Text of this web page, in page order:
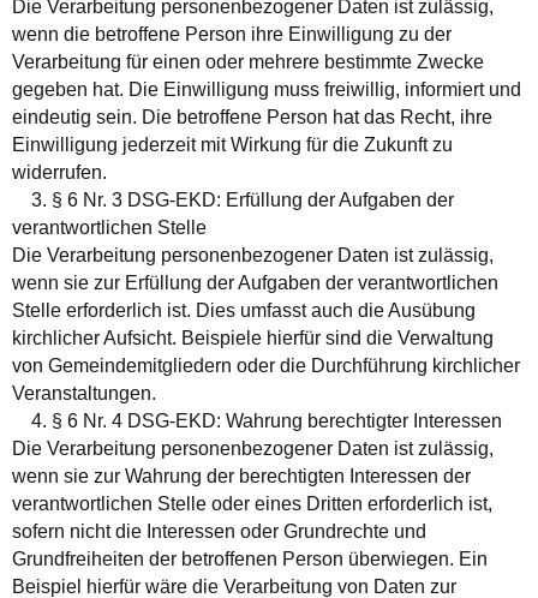
Die Verarbeitung personenbezogener Daten ist zulässig,
wenn die betroffene Person ihre Einwilligung zu der
Verarbeitung für einen oder mehrere bestimmte Zwecke
gegeben hat. Die Einwilligung muss freiwillig, informiert und
eindeutig sein. Die betroffene Person hat das Recht, ihre
Einwilligung jederzeit mit Wirkung für die Zukunft zu
widerrufen.
3. § 6 Nr. 3 DSG-EKD: Erfüllung der Aufgaben der
verantwortlichen Stelle
Die Verarbeitung personenbezogener Daten ist zulässig,
wenn sie zur Erfüllung der Aufgaben der verantwortlichen
Stelle erforderlich ist. Dies umfasst auch die Ausübung
kirchlicher Aufsicht. Beispiele hierfür sind die Verwaltung
von Gemeindemitgliedern oder die Durchführung kirchlicher
Veranstaltungen.
4. § 6 Nr. 4 DSG-EKD: Wahrung berechtigter Interessen
Die Verarbeitung personenbezogener Daten ist zulässig,
wenn sie zur Wahrung der berechtigten Interessen der
verantwortlichen Stelle oder eines Dritten erforderlich ist,
sofern nicht die Interessen oder Grundrechte und
Grundfreiheiten der betroffenen Person überwiegen. Ein
Beispiel hierfür wäre die Verarbeitung von Daten zur